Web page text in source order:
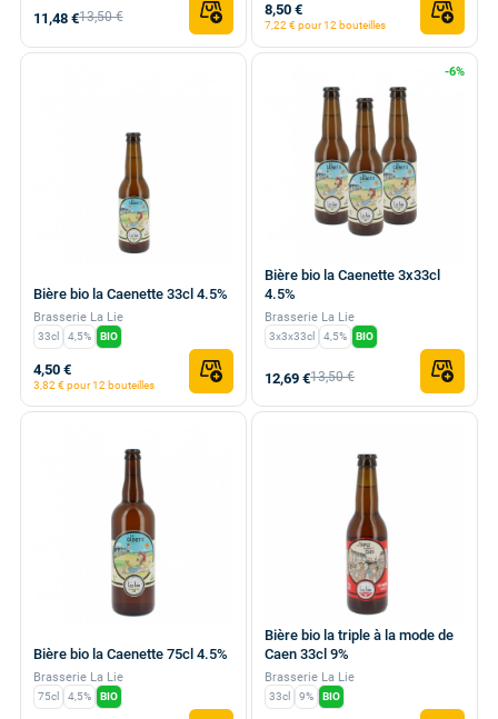
11,48 €13,50 € 8,50 €
7,22 € pour 12 bouteilles
Bière bio la Caenette 33cl 4.5%
Brasserie La Lie
33cl 4,5% BIO
4,50 €
3,82 € pour 12 bouteilles
-6%
Bière bio la Caenette 3x33cl
4.5%
Brasserie La Lie
3x3x33cl 4,5% BIO
12,69 €13,50 €
Bière bio la Caenette 75cl 4.5%
Brasserie La Lie
75cl 4,5% BIO
Bière bio la triple à la mode de
Caen 33cl 9%
Brasserie La Lie
33cl 9% BIO